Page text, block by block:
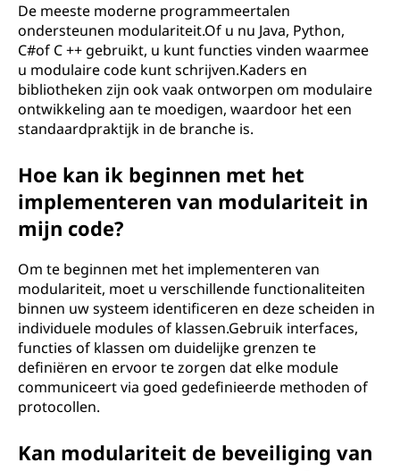
De meeste moderne programmeertalen
ondersteunen modulariteit.Of u nu Java, Python,
C#of C ++ gebruikt, u kunt functies vinden waarmee
u modulaire code kunt schrijven.Kaders en
bibliotheken zijn ook vaak ontworpen om modulaire
ontwikkeling aan te moedigen, waardoor het een
standaardpraktijk in de branche is.
Hoe kan ik beginnen met het
implementeren van modulariteit in
mijn code?
Om te beginnen met het implementeren van
modulariteit, moet u verschillende functionaliteiten
binnen uw systeem identificeren en deze scheiden in
individuele modules of klassen.Gebruik interfaces,
functies of klassen om duidelijke grenzen te
definiëren en ervoor te zorgen dat elke module
communiceert via goed gedefinieerde methoden of
protocollen.
Kan modulariteit de beveiliging van